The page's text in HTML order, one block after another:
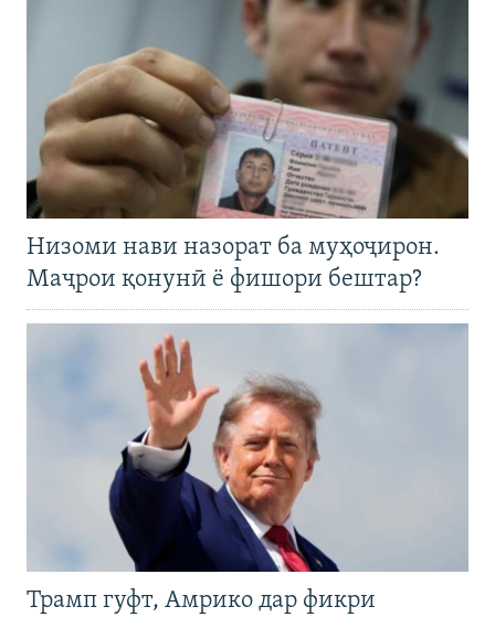
Низоми нави назорат ба муҳоҷирон.
Маҷрои қонунӣ ё фишори бештар?
Трамп гуфт, Амрико дар фикри